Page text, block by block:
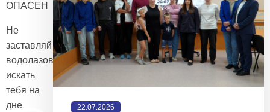
ОПАСЕН
Не
заставляй
водолазов
искать
тебя на
дне
22.07.2026